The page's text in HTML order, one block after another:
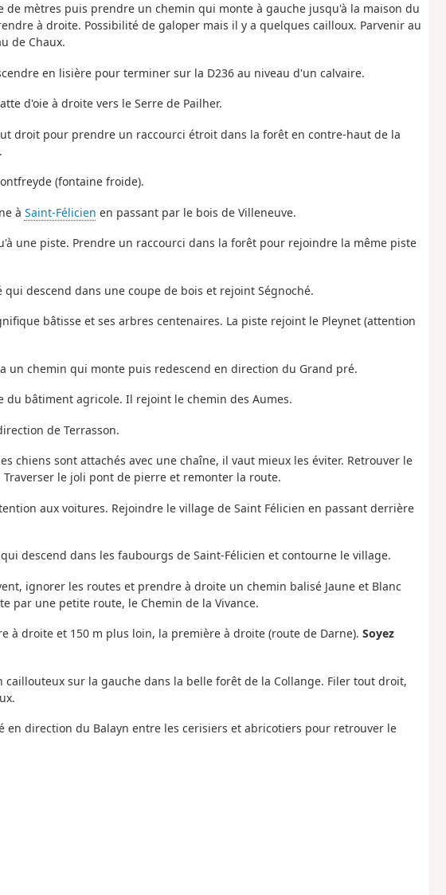
de mètres puis prendre un chemin qui monte à gauche jusqu'à la maison du
à droite. Possibilité de galoper mais il y a quelques cailloux. Parvenir au
de Chaux.
en lisière pour terminer sur la D236 au niveau d'un calvaire.
d'oie à droite vers le Serre de Pailher.
droit pour prendre un raccourci étroit dans la forêt en contre-haut de la
(fontaine froide).
à Saint-Félicien en passant par le bois de Villeneuve.
une piste. Prendre un raccourci dans la forêt pour rejoindre la même piste
descend dans une coupe de bois et rejoint Ségnoché.
bâtisse et ses arbres centenaires. La piste rejoint le Pleynet (attention
un chemin qui monte puis redescend en direction du Grand pré.
du bâtiment agricole. Il rejoint le chemin des Aumes.
de Terrasson.
chiens sont attachés avec une chaîne, il vaut mieux les éviter. Retrouver le
le joli pont de pierre et remonter la route.
aux voitures. Rejoindre le village de Saint Félicien en passant derrière
descend dans les faubourgs de Saint-Félicien et contourne le village.
ignorer les routes et prendre à droite un chemin balisé Jaune et Blanc
par une petite route, le Chemin de la Vivance.
à droite et 150 m plus loin, la première à droite (route de Darne). Soyez
sur la gauche dans la belle forêt de la Collange. Filer tout droit,
en direction du Balayn entre les cerisiers et abricotiers pour retrouver le